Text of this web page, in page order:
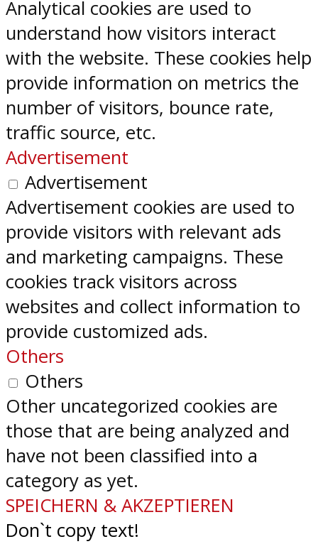
Analytical cookies are used to
understand how visitors interact
with the website. These cookies help
provide information on metrics the
number of visitors, bounce rate,
traffic source, etc.
Advertisement
Advertisement
Advertisement cookies are used to
provide visitors with relevant ads
and marketing campaigns. These
cookies track visitors across
websites and collect information to
provide customized ads.
Others
Others
Other uncategorized cookies are
those that are being analyzed and
have not been classified into a
category as yet.
SPEICHERN & AKZEPTIEREN
Don`t copy text!